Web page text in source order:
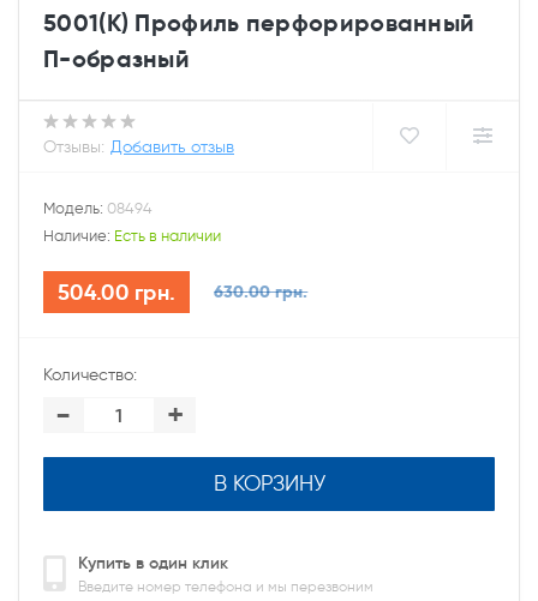
5001(К) Профиль перфорированный
П-образный
Отзывы: Добавить отзыв
Модель: 08494
Наличие: Есть в наличии
504.00 грн. 630.00 грн.
Количество:
- +
В КОРЗИНУ
Купить в один клик
Введите номер телефона и мы перезвоним